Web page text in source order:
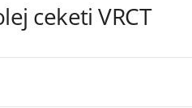
ceketi VRCT